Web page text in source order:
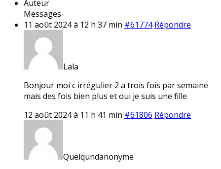
Auteur
Messages
11 août 2024 à 12 h 37 min #61774 Répondre
Lala
Bonjour moi c irrégulier 2 a trois fois par semaine
mais des fois bien plus et oui je suis une fille
12 août 2024 à 11 h 41 min #61806 Répondre
Quelqundanonyme